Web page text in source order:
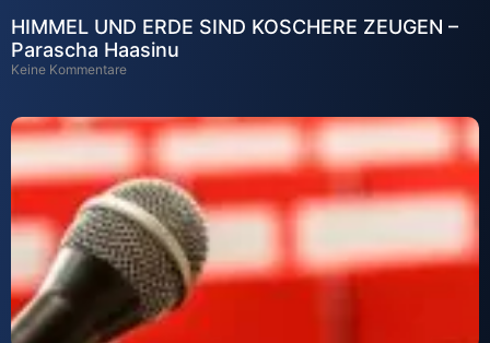
HIMMEL UND ERDE SIND KOSCHERE ZEUGEN –
Parascha Haasinu
Keine Kommentare